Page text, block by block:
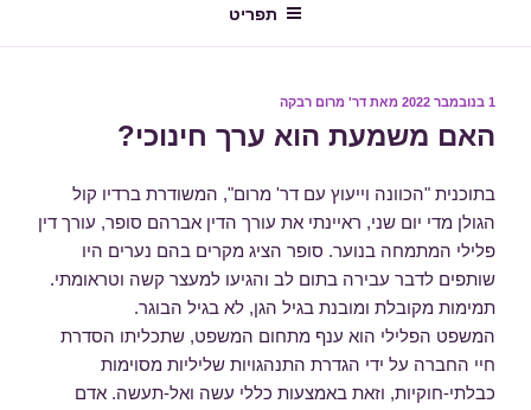
תפריט
פורסם1 בנובמבר 2022 מאת דר' מרום רבקה
האם משמעת הוא ערך חינוכי?
בתוכנית "הכוונה וייעוץ עם דר' מרום", המשודרת ברדיו קול
הגולן מדי יום שני, ראיינתי את עורך הדין אברהם סופר, עורך דין
פלילי המתמחה בנוער. סופר הציג מקרים בהם נערים היו
שותפים לדבר עבירה בתום לב והגיעו למעצר קשה וטראומתי.
תמימות מקובלת ומובנת בגיל הגן, לא בגיל הבוגר.
המשפט הפלילי הוא ענף מתחום המשפט, שתכליתו הסדרת
חיי החברה על ידי הגדרת התנהגויות שליליות מסוימות
כבלתי-חוקיות, וזאת באמצעות כללי עשה ואל-תעשה. אדם